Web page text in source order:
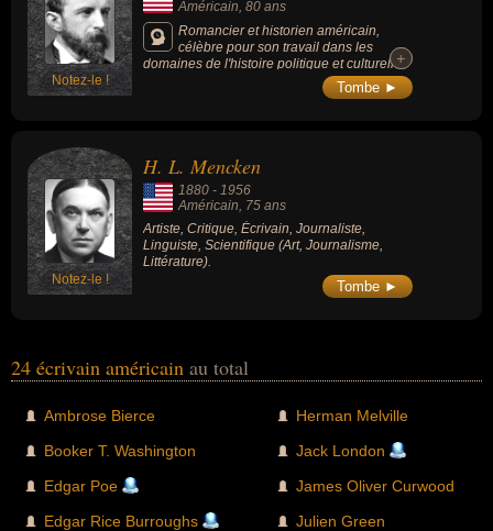
Notez-le !
Américain, 80 ans
Romancier et historien américain,
célèbre pour son travail dans les
domaines de l'histoire politique et culturelle
américaine du XIXe siècle et pour son livre
"The Education of Henry Adams", qui a
+
+
Tombe ►
Notez-le !
H. L. Mencken
1880 - 1956
Américain , 75 ans
Artiste, Critique, Écrivain, Journaliste,
Linguiste, Scientifique (Art, Journalisme,
Littérature).
Tombe ►
24 écrivain américain au total
Ambrose Bierce
Booker T. Washington
Edgar Poe
Edgar Rice Burroughs
Herman Melville
Jack London
James Oliver Curwood
Julien Green